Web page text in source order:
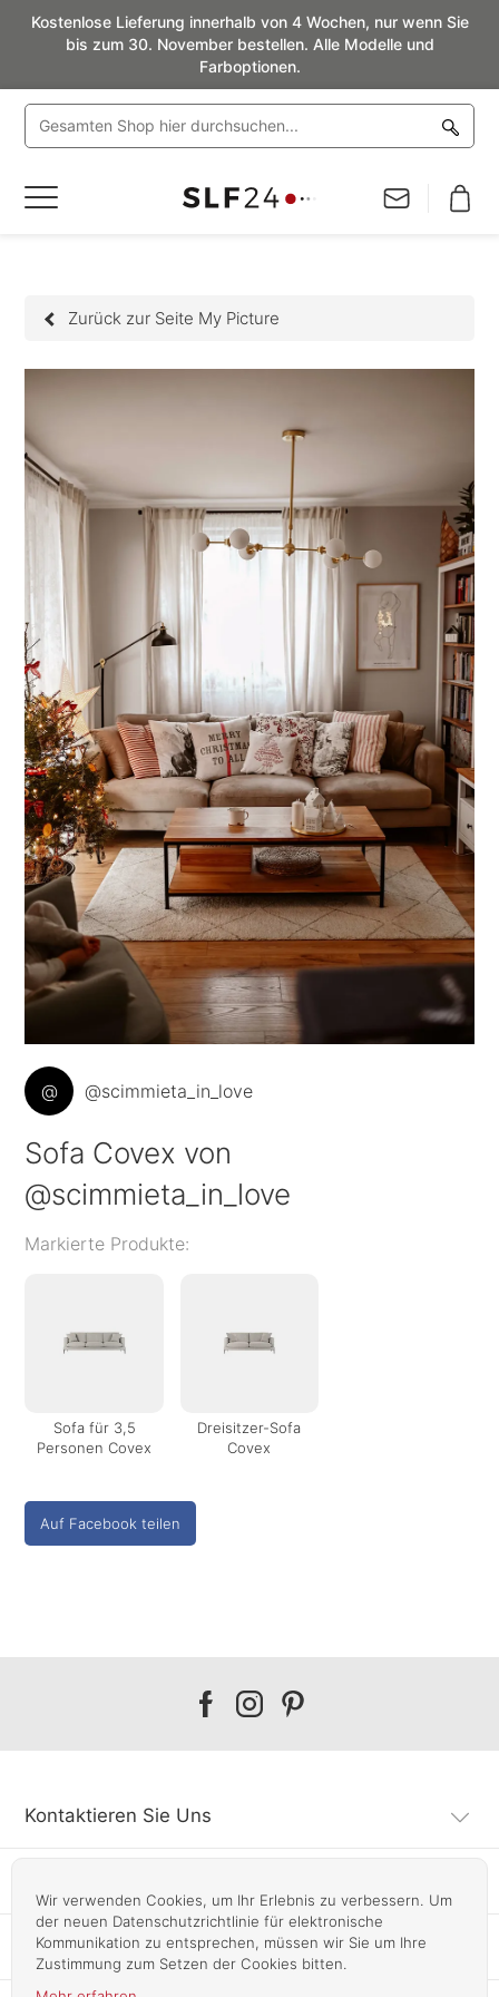
Wir verwenden Cookies, um Ihr Erlebnis zu verbessern. Um
der neuen Datenschutzrichtlinie für elektronische
Kommunikation zu entsprechen, müssen wir Sie um Ihre
Zustimmung zum Setzen der Cookies bitten.
Kostenlose Lieferung innerhalb von 4 Wochen, nur wenn Sie
bis zum 30. November bestellen. Alle Modelle und
Farboptionen.
Navigation
Zurück zur Seite My Picture
@ @scimmieta_in_love
Sofa Covex von
@scimmieta_in_love
Markierte Produkte:
Sofa für 3,5
Personen Covex
Dreisitzer-Sofa
Covex
Auf Facebook teilen
Our
Our
Our
Kontaktieren Sie Uns
Infos